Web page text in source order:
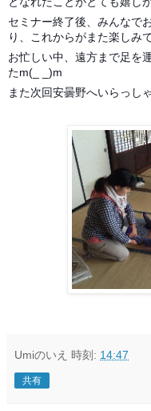
セミナー終了後、みんなで
り、これからがまた楽しみ
お忙しい中、遠方まで足を
たm(_ _)m
また次回安曇野へいらっし
Umiのいえ 時刻: 14:47
共有